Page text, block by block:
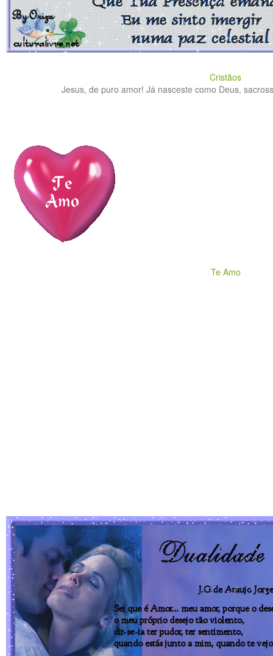
Cristãos
Jesus, de puro amor! Já nasceste como Deus,
Te Amo